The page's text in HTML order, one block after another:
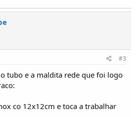
#3
tubo e a maldita rede que foi logo
co 12x12cm e toca a trabalhar